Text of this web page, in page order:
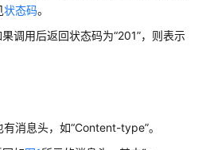
状态码。
调用后返回状态码为“201”，则表示
有消息头，如“Content-type”。